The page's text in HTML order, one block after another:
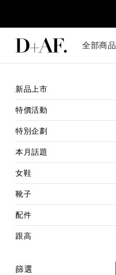
全部商品
新品上市
特價活動
特別企劃
本月話題
女鞋
靴子
配件
跟高
篩選